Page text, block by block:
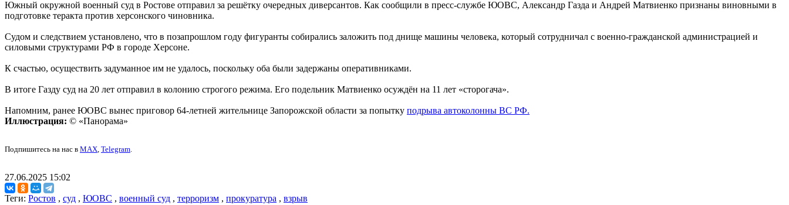
Южный окружной военный суд в Ростове отправил за решётку очередных диверсантов. Как сообщили в пресс-службе ЮОВС, Александр Газда и Андрей Матвиенко признаны виновными в
подготовке теракта против херсонского чиновника.
Судом и следствием установлено, что в позапрошлом году фигуранты собирались заложить под днище машины человека, который сотрудничал с военно-гражданской администрацией и
силовыми структурами РФ в городе Херсоне.
К счастью, осуществить задуманное им не удалось, поскольку оба были задержаны оперативниками.
В итоге Газду суд на 20 лет отправил в колонию строгого режима. Его подельник Матвиенко осуждён на 11 лет «сторогача».
Напомним, ранее ЮОВС вынес приговор 64-летней жительнице Запорожской области за попытку подрыва автоколонны ВС РФ.
Иллюстрация: © «Панорама»
Подпишитесь на нас в MAX, Telegram.
27.06.2025 15:02
Теги: Ростов , суд , ЮОВС , военный суд , терроризм , прокуратура , взрыв